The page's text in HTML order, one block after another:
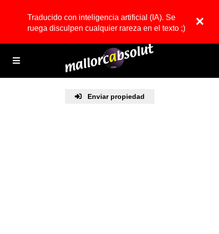
Traducido con inteligencia artificial (IA). Se
ruega disculpen cualquier rareza en el texto ;)
×
Enviar propiedad